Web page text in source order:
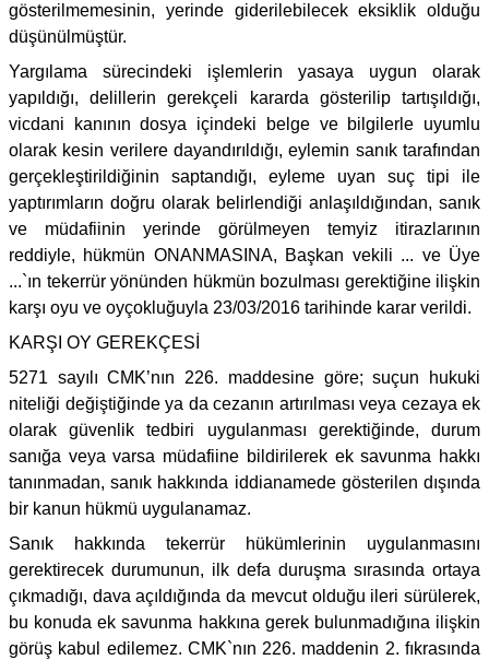
gösterilmemesinin, yerinde giderilebilecek eksiklik olduğu
düşünülmüştür.
Yargılama sürecindeki işlemlerin yasaya uygun olarak
yapıldığı, delillerin gerekçeli kararda gösterilip tartışıldığı,
vicdani kanının dosya içindeki belge ve bilgilerle uyumlu
olarak kesin verilere dayandırıldığı, eylemin sanık tarafından
gerçekleştirildiğinin saptandığı, eyleme uyan suç tipi ile
yaptırımların doğru olarak belirlendiği anlaşıldığından, sanık
ve müdafiinin yerinde görülmeyen temyiz itirazlarının
reddiyle, hükmün ONANMASINA, Başkan vekili ... ve Üye
...`ın tekerrür yönünden hükmün bozulması gerektiğine ilişkin
karşı oyu ve oyçokluğuyla 23/03/2016 tarihinde karar verildi.
KARŞI OY GEREKÇESİ
5271 sayılı CMK’nın 226. maddesine göre; suçun hukuki
niteliği değiştiğinde ya da cezanın artırılması veya cezaya ek
olarak güvenlik tedbiri uygulanması gerektiğinde, durum
sanığa veya varsa müdafiine bildirilerek ek savunma hakkı
tanınmadan, sanık hakkında iddianamede gösterilen dışında
bir kanun hükmü uygulanamaz.
Sanık hakkında tekerrür hükümlerinin uygulanmasını
gerektirecek durumunun, ilk defa duruşma sırasında ortaya
çıkmadığı, dava açıldığında da mevcut olduğu ileri sürülerek,
bu konuda ek savunma hakkına gerek bulunmadığına ilişkin
görüş kabul edilemez. CMK`nın 226. maddenin 2. fıkrasında